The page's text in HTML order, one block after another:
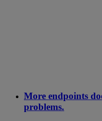
More endpoints
problems.